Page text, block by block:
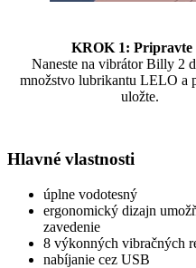
KROK 1: Pripravte
Naneste na vibrátor Billy 2
množstvo lubrikantu LELO a
uložte.
Hlavné vlastnosti
úplne vodotesný
ergonomický dizajn
zavedenie
8 výkonných vibračných
nabíjanie cez USB